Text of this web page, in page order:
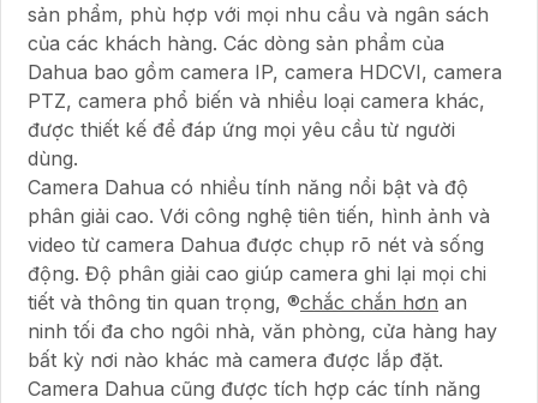
sản phẩm, phù hợp với mọi nhu cầu và ngân sách
của các khách hàng. Các dòng sản phẩm của
Dahua bao gồm camera IP, camera HDCVI, camera
PTZ, camera phổ biến và nhiều loại camera khác,
được thiết kế để đáp ứng mọi yêu cầu từ người
dùng.
Camera Dahua có nhiều tính năng nổi bật và độ
phân giải cao. Với công nghệ tiên tiến, hình ảnh và
video từ camera Dahua được chụp rõ nét và sống
động. Độ phân giải cao giúp camera ghi lại mọi chi
tiết và thông tin quan trọng, ®️chắc chắn hơn an
ninh tối đa cho ngôi nhà, văn phòng, cửa hàng hay
bất kỳ nơi nào khác mà camera được lắp đặt.
Camera Dahua cũng được tích hợp các tính năng